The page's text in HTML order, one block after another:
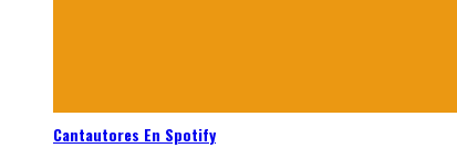
Cantautores En Spotify